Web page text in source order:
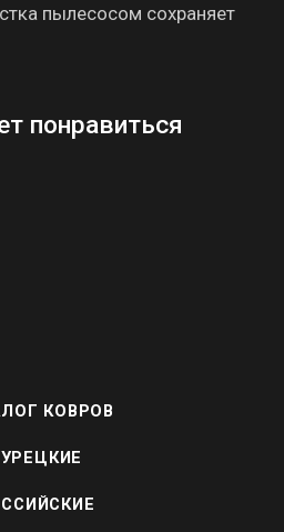
пылесосом сохраняет
понравиться
КОВРОВ